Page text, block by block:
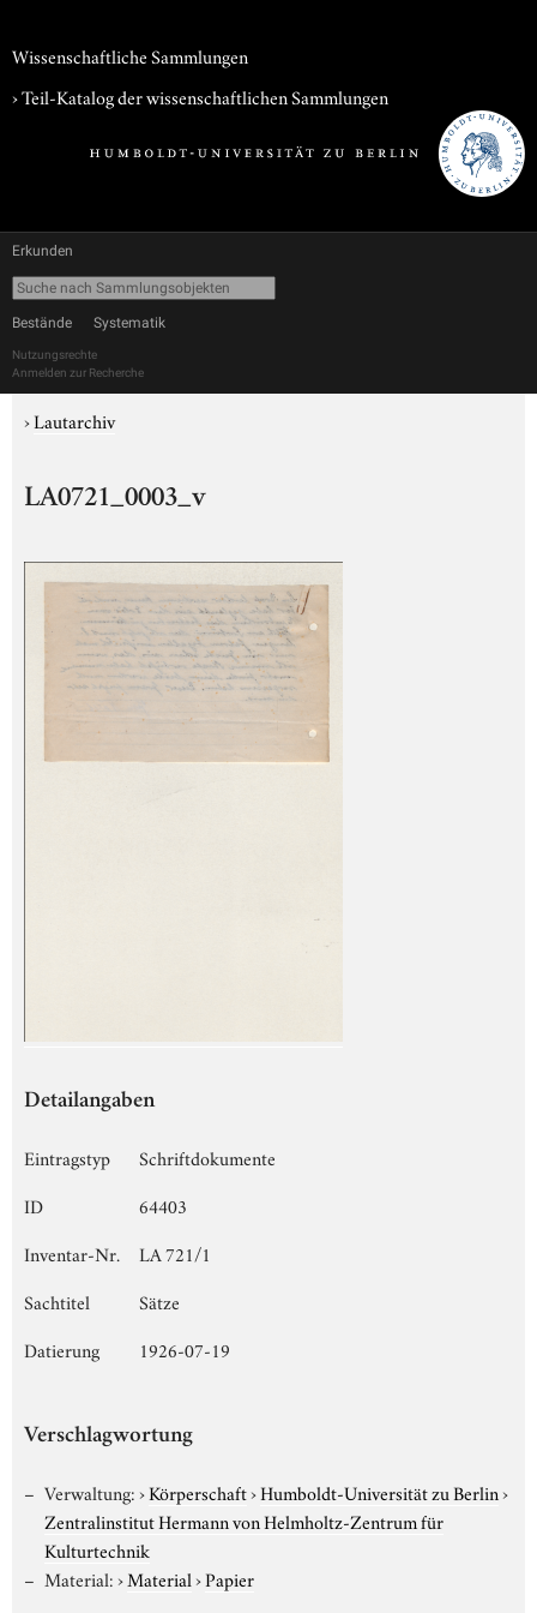
Wissenschaftliche Sammlungen
› Teil-Katalog der wissenschaftlichen Sammlungen
Erkunden
Bestände Systematik
Nutzungsrechte
Anmelden zur Recherche
›Lautarchiv
LA0721_0003_v
Detailangaben
Eintragstyp
Schriftdokumente
ID
64403
Inventar-Nr.
LA 721/1
Sachtitel
Sätze
Datierung
1926-07-19
Verschlagwortung
Verwaltung:›Körperschaft›Humboldt-Universität zu Berlin›
Zentralinstitut Hermann von Helmholtz-Zentrum für
Kulturtechnik
Material:›Material›Papier